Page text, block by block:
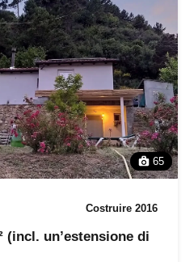
65
Costruire 2016
(incl. un’estensione di